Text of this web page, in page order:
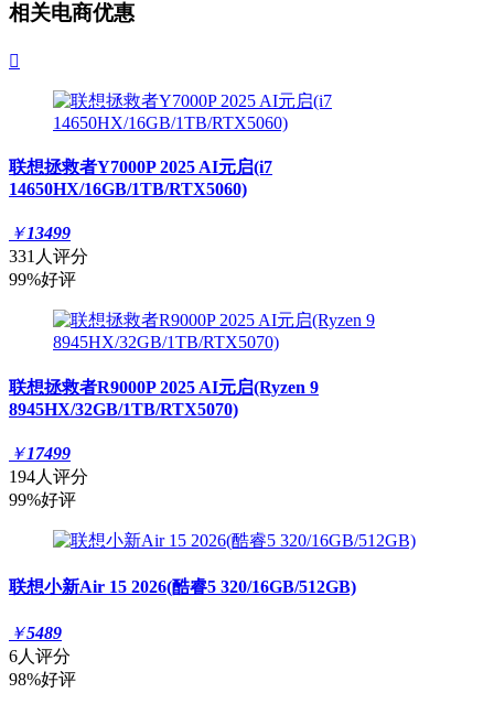
相关电商优惠

联想拯救者Y7000P 2025 AI元启(i7
14650HX/16GB/1TB/RTX5060)
￥13499
331人评分
99%好评
联想拯救者R9000P 2025 AI元启(Ryzen 9
8945HX/32GB/1TB/RTX5070)
￥17499
194人评分
99%好评
联想小新Air 15 2026(酷睿5 320/16GB/512GB)
￥5489
6人评分
98%好评